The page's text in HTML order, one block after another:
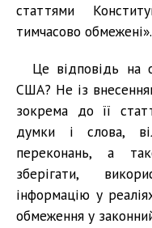
статтями
тимчасово обмежені».
Це відповідь на
США? Не із
зокрема до її
думки і слова,
переконань, а
зберігати,
інформацію у
обмеження у